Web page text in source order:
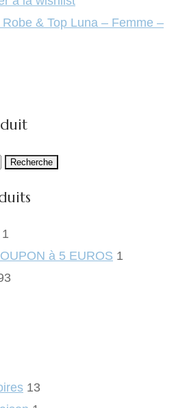
& Top Luna – Femme –
Recherche
1
à 5 EUROS 1
13